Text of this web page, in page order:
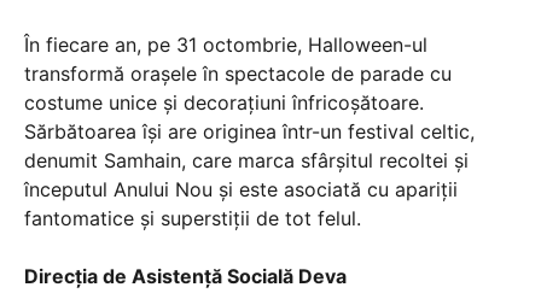
În fiecare an, pe 31 octombrie, Halloween-ul
transformă orașele în spectacole de parade cu
costume unice și decorațiuni înfricoșătoare.
Sărbătoarea își are originea într-un festival celtic,
denumit Samhain, care marca sfârșitul recoltei și
începutul Anului Nou și este asociată cu apariții
fantomatice și superstiții de tot felul.
Direcţia de Asistenţă Socială Deva